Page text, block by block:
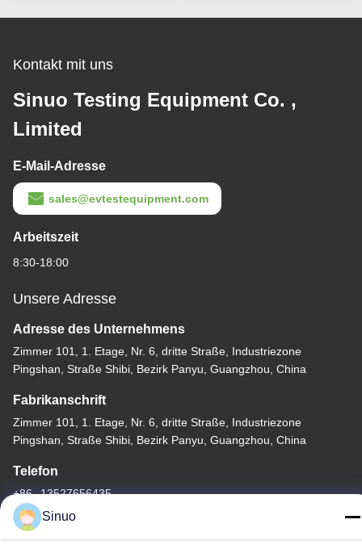
Komponenten
Kontakt mit uns
Sinuo Testing Equipment Co. ,
Limited
E-Mail-Adresse
sales@evtestequipment.com
Arbeitszeit
8:30-18:00
Unsere Adresse
Adresse des Unternehmens
Zimmer 101, 1. Etage, Nr. 6, dritte Straße, Industriezone
Pingshan, Straße Shibi, Bezirk Panyu, Guangzhou, China
Fabrikanschrift
Zimmer 101, 1. Etage, Nr. 6, dritte Straße, Industriezone
Pingshan, Straße Shibi, Bezirk Panyu, Guangzhou, China
Telefon
+86--13527656435
Sinuo